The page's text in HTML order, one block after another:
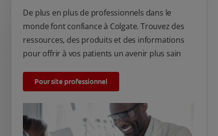
De plus en plus de professionnels dans le
monde font confiance à Colgate. Trouvez des
ressources, des produits et des informations
pour offrir à vos patients un avenir plus sain
Pour site professionnel